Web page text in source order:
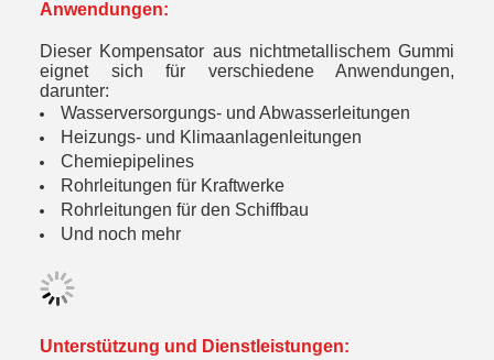
Anwendungen:
Dieser Kompensator aus nichtmetallischem Gummi
eignet sich für verschiedene Anwendungen,
darunter:
Wasserversorgungs- und Abwasserleitungen
Heizungs- und Klimaanlagenleitungen
Chemiepipelines
Rohrleitungen für Kraftwerke
Rohrleitungen für den Schiffbau
Und noch mehr
Unterstützung und Dienstleistungen: